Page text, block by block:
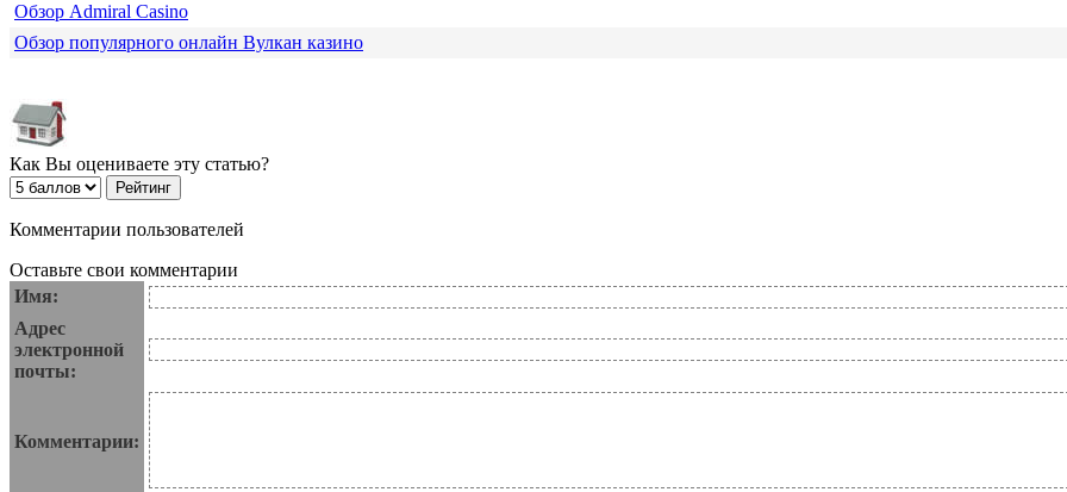
Обзор Admiral Casino
Обзор популярного онлайн Вулкан казино
Как Вы оцениваете эту статью?
Комментарии пользователей
Оставьте свои комментарии
Имя:
Адрес
электронной
почты:
Комментарии: